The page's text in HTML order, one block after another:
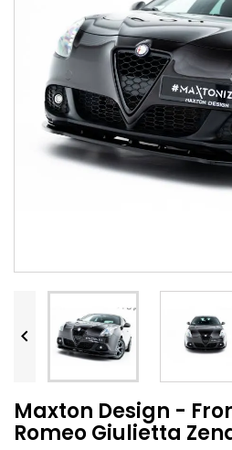

Maxton Design -
Romeo Giulietta